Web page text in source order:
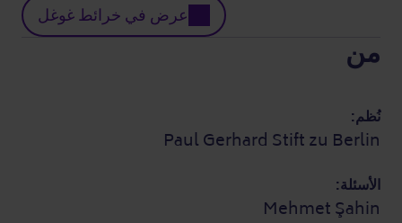
عرض في خرائط غوغل
من
نُظم:
Paul Gerhard Stift zu Berlin
الأسئلة:
Mehmet Şahin